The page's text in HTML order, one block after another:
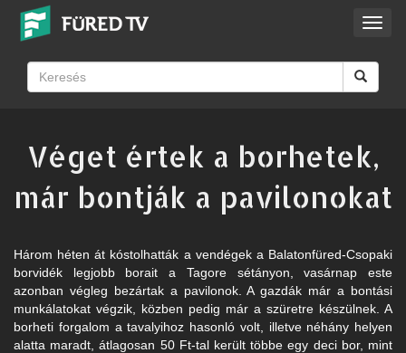
Véget értek a borhetek,
már bontják a pavilonokat
Három héten át kóstolhatták a vendégek a Balatonfüred-Csopaki
borvidék legjobb borait a Tagore sétányon, vasárnap este
azonban végleg bezártak a pavilonok. A gazdák már a bontási
munkálatokat végzik, közben pedig már a szüretre készülnek. A
borheti forgalom a tavalyihoz hasonló volt, illetve néhány helyen
alatta maradt, átlagosan 50 Ft-tal került többe egy deci bor, mint